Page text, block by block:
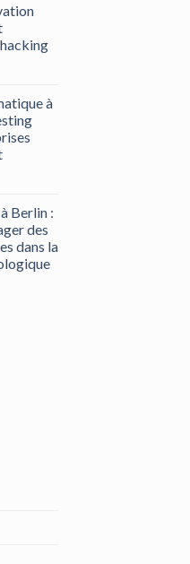
à
Berlin :
des
dans la